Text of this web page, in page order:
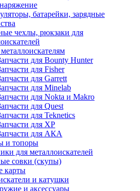
батарейки, зарядные
чехлы, рюкзаки для
для Bounty Hunter
для Fisher
для Garrett
для Minelab
для Nokta и Makro
для Quest
для Teknetics
для XP
для АКА
и топоры
для металлоискателей
совки (скупы)
карты
и катушки
и аксессуары